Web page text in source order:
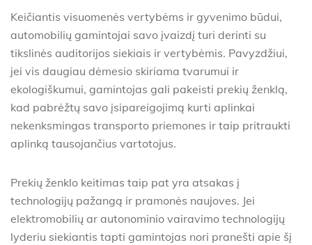
Keičiantis visuomenės vertybėms ir gyvenimo būdui,
automobilių gamintojai savo įvaizdį turi derinti su
tikslinės auditorijos siekiais ir vertybėmis. Pavyzdžiui,
jei vis daugiau dėmesio skiriama tvarumui ir
ekologiškumui, gamintojas gali pakeisti prekių ženklą,
kad pabrėžtų savo įsipareigojimą kurti aplinkai
nekenksmingas transporto priemones ir taip pritraukti
aplinką tausojančius vartotojus.
Prekių ženklo keitimas taip pat yra atsakas į
technologijų pažangą ir pramonės naujoves. Jei
elektromobilių ar autonominio vairavimo technologijų
lyderiu siekiantis tapti gamintojas nori pranešti apie šį